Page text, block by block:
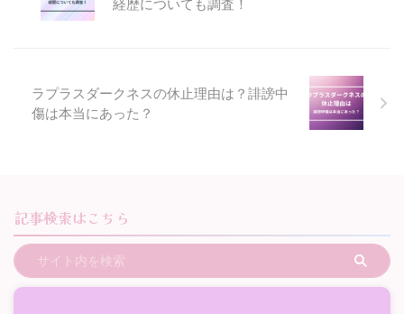
ラプラスダークネスの休止理由は？誹謗中
傷は本当にあった？
記事検索はこちら